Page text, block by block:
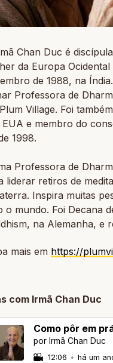
Chan Duc é
da Europa
de 1988, na
Professora de
Village. Foi
EUA e membro do
1998.
Professora de
liderar retiros de
Inspira muitas
o mundo. Foi Decana
na Alemanha, e
mais em https://
com Irmã Chan Duc
Como pôr em
por Irmã Chan Duc
12:06 • há um